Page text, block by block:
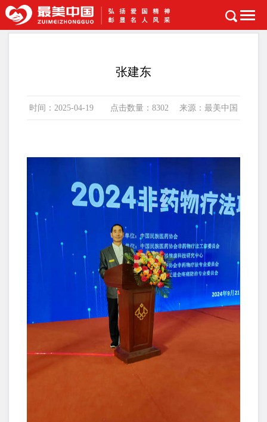
首页 >时代楷模
张建东
时间：2025-04-19 点击数量：8302 来源：最美中国